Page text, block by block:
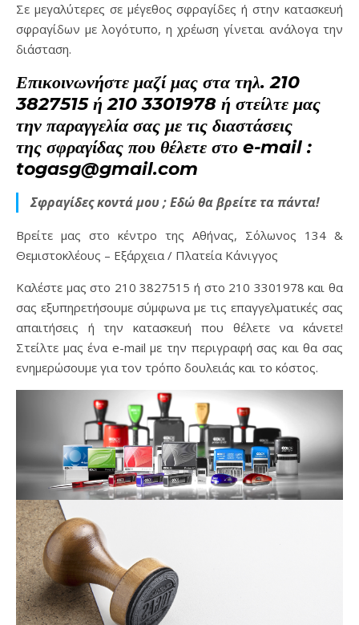
Σε μεγαλύτερες σε μέγεθος σφραγίδες ή στην κατασκευή
σφραγίδων με λογότυπο, η χρέωση γίνεται ανάλογα την
διάσταση.
Επικοινωνήστε μαζί μας στα τηλ. 210
3827515 ή 210 3301978 ή στείλτε μας
την παραγγελία σας με τις διαστάσεις
της σφραγίδας που θέλετε στο e-mail :
togasg@gmail.com
Σφραγίδες κοντά μου ; Εδώ θα βρείτε τα πάντα!
Βρείτε μας στο κέντρο της Αθήνας, Σόλωνος 134 &
Θεμιστοκλέους – Εξάρχεια / Πλατεία Κάνιγγος
Καλέστε μας στο 210 3827515 ή στο 210 3301978 και θα
σας εξυπηρετήσουμε σύμφωνα με τις επαγγελματικές σας
απαιτήσεις ή την κατασκευή που θέλετε να κάνετε!
Στείλτε μας ένα e-mail με την περιγραφή σας και θα σας
ενημερώσουμε για τον τρόπο δουλειάς και το κόστος.